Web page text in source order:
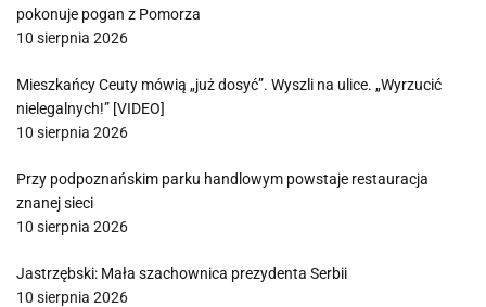
pokonuje pogan z Pomorza
10 sierpnia 2026
Mieszkańcy Ceuty mówią „już dosyć”. Wyszli na ulice. „Wyrzucić
nielegalnych!” [VIDEO]
10 sierpnia 2026
Przy podpoznańskim parku handlowym powstaje restauracja
znanej sieci
10 sierpnia 2026
Jastrzębski: Mała szachownica prezydenta Serbii
10 sierpnia 2026